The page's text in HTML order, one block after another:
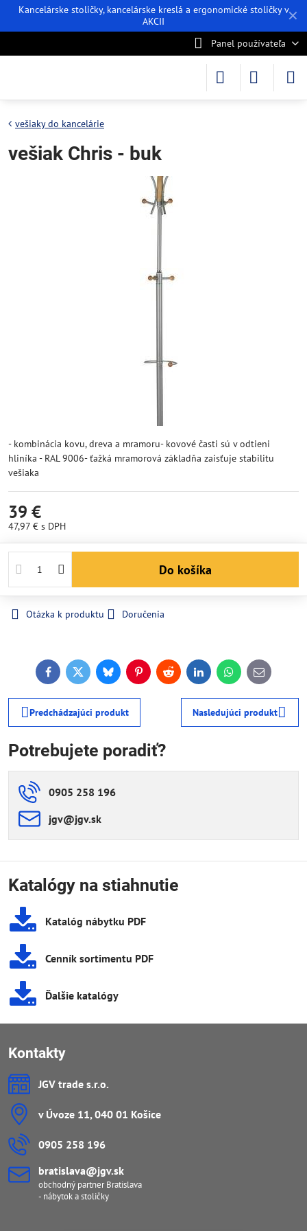
✕
Kancelárske stoličky, kancelárske kreslá a ergonomické stoličky v
AKCII
Panel používateľa
vešiaky do kancelárie
vešiak Chris - buk
- kombinácia kovu, dreva a mramoru- kovové časti sú v odtieni
hliníka - RAL 9006- ťažká mramorová základňa zaisťuje stabilitu
vešiaka
39 €
47,97 € s DPH
Do košíka
Otázka k produktu Doručenia
FacebookTwitterBlueskyPinterestReddit LinkedInWhatsApp
E-
mail
Predchádzajúci produkt Nasledujúci produkt
Potrebujete poradiť?
0905 258 196
jgv​@jgv​.sk
Katalógy na stiahnutie
Katalóg nábytku PDF
Cenník sortimentu PDF
Ďalšie katalógy
Kontakty
JGV trade s​.r​.o​.
v Úvoze 11, 040 01 Košice
0905 258 196
bratislava​@jgv​.sk
obchodný partner Bratislava
- nábytok a stoličky